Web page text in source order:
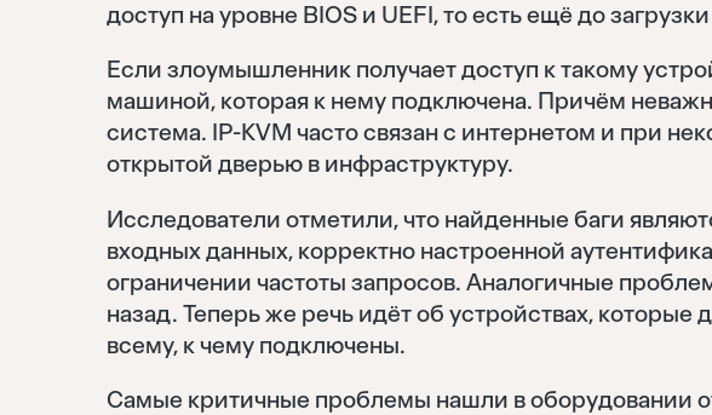
доступ на уровне BIOS и UEFI, то есть ещё до
Если злоумышленник получает доступ к такому
машиной, которая к нему подключена. Причём
система. IP-KVM часто связан с интернетом и при
открытой дверью в инфраструктуру.
Исследователи отметили, что найденные баги
входных данных, корректно настроенной
ограничении частоты запросов. Аналогичные
назад. Теперь же речь идёт об устройствах,
всему, к чему подключены.
Самые критичные проблемы нашли в оборудовании